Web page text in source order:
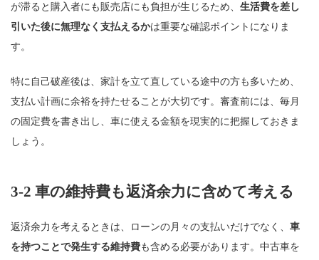
が滞ると購入者にも販売店にも負担が生じるため、 生活費を差し
引いた後に無理なく支払えるかは重要な確認ポイントになりま
す。
特に自己破産後は、家計を立て直している途中の方も多いため、
支払い計画に余裕を持たせることが大切です。審査前には、毎月
の固定費を書き出し、車に使える金額を現実的に把握しておきま
しょう。
3-2 車の維持費も返済余力に含めて考える
返済余力を考えるときは、ローンの月々の支払いだけでなく、 車
を持つことで発生する維持費も含める必要があります。中古車を